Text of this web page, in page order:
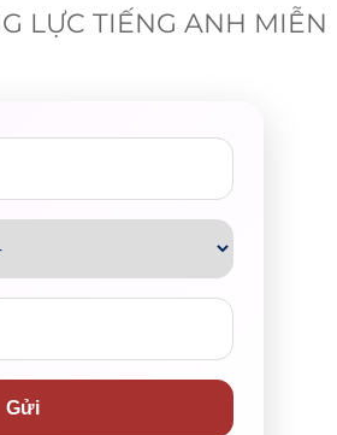
học tiếng Anh cho học
nhà trường trong năm
LỰC TIẾNG ANH MIỄN
Gửi